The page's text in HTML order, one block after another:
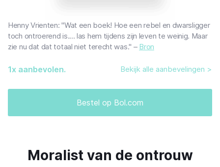
Henny Vrienten: "Wat een boek! Hoe een rebel en dwarsligger
toch ontroerend is.... las hem tijdens zijn leven te weinig. Maar
zie nu dat dat totaal niet terecht was." – Bron
Bestel op Bol.com
1x aanbevolen. Bekijk alle aanbevelingen >
Moralist van de ontrouw